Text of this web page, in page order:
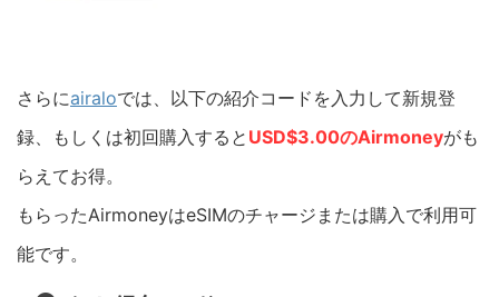
さらにairaloでは、以下の紹介コードを入力して新規登
録、もしくは初回購入すると USD$3.00のAirmoneyがも
らえてお得。
もらったAirmoneyはeSIMのチャージまたは購入で利用可
能です。